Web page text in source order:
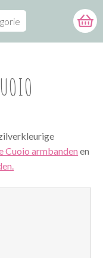
Cuoio armbanden en